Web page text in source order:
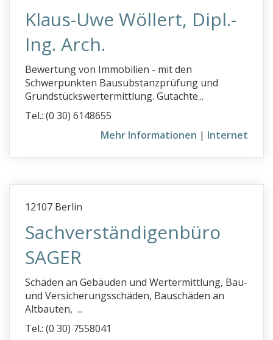
Klaus-Uwe Wöllert, Dipl.-
Ing. Arch.
Bewertung von Immobilien - mit den
Schwerpunkten Bausubstanzprüfung und
Grundstückswertermittlung. Gutachte...
Tel.: (0 30) 6148655
Mehr Informationen | Internet
12107 Berlin
Sachverständigenbüro
SAGER
Schäden an Gebäuden und Wertermittlung, Bau-
und Versicherungsschäden, Bauschäden an
Altbauten, ...
Tel.: (0 30) 7558041